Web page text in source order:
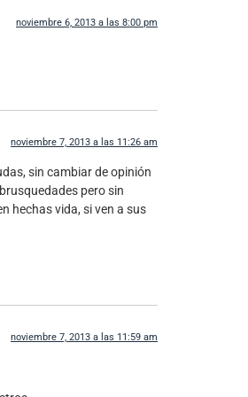
noviembre 6, 2013 a las 8:00 pm
noviembre 7, 2013 a las 11:26 am
sin cambiar de opinión
pero sin
hechas vida, si ven a sus
noviembre 7, 2013 a las 11:59 am